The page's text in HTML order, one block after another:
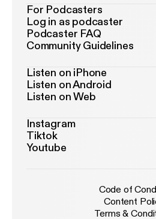
For Podcasters
Log in as podcaster
Podcaster FAQ
Community Guidelines
Listen on iPhone
Listen on Android
Listen on Web
Instagram
Tiktok
Youtube
Code of
Content
Terms &